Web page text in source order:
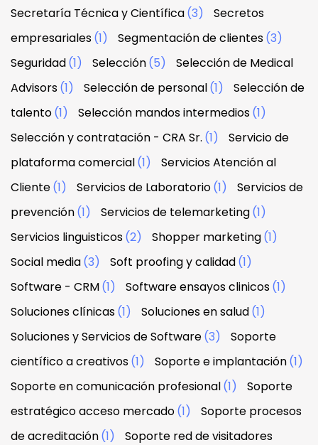
Secretaría Técnica y Científica(3)
Secretos
empresariales(1) Segmentación de clientes(3)
Seguridad(1) Selección(5)
Selección de Medical
Advisors(1) Selección de personal(1)
Selección de
talento(1) Selección mandos intermedios(1)
Selección y contratación - CRA Sr. (1)
Servicio de
plataforma comercial(1)
Servicios Atención al
Cliente(1) Servicios de Laboratorio(1)
Servicios de
prevención(1) Servicios de telemarketing(1)
Servicios linguisticos(2) Shopper marketing(1)
Social media(3) Soft proofing y calidad(1)
Software - CRM(1) Software ensayos clinicos(1)
Soluciones clínicas(1) Soluciones en salud(1)
Soluciones y Servicios de Software(3)
Soporte
científico a creativos(1) Soporte e implantación(1)
Soporte en comunicación profesional(1)
Soporte
estratégico acceso mercado(1)
Soporte procesos
de acreditación(1)
Soporte red de visitadores